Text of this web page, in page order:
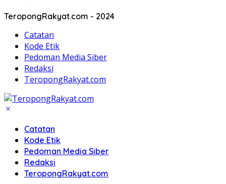
TeropongRakyat.com - 2024
Catatan
Kode Etik
Pedoman Media Siber
Redaksi
TeropongRakyat.com
Catatan
Kode Etik
Pedoman Media Siber
Redaksi
TeropongRakyat.com